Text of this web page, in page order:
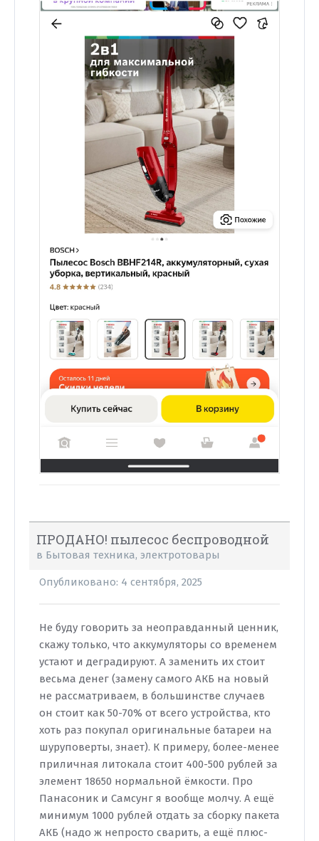
ПРОДАНО! пылесос беспроводной
в Бытовая техника, электротовары
Опубликовано: 4 сентября, 2025
Не буду говорить за неоправданный ценник,
скажу только, что аккумуляторы со временем
устают и деградируют. А заменить их стоит
весьма денег (замену самого АКБ на новый
не рассматриваем, в большинстве случаев
он стоит как 50-70% от всего устройства, кто
хоть раз покупал оригинальные батареи на
шуруповерты, знает). К примеру, более-менее
приличная литокала стоит 400-500 рублей за
элемент 18650 нормальной ёмкости. Про
Панасоник и Самсунг я вообще молчу. А ещё
минимум 1000 рублей отдать за сборку пакета
АКБ (надо ж непросто сварить, а ещё плюс-